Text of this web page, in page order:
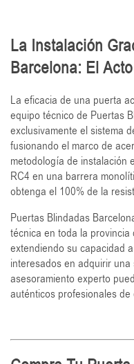
La Instalación
Barcelona: El
La eficacia de una puerta
equipo técnico de Puertas
exclusivamente el sistema
fusionando el marco de
metodología de instalación
RC4 en una barrera
obtenga el 100% de la
Puertas Blindadas
técnica en toda la
extendiendo su capacidad
interesados en adquirir
asesoramiento experto
auténticos profesionales de